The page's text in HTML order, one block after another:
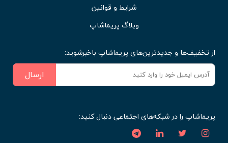
شرایط و قوانین
وبلاگ پریماشاپ
از تخفیف‌ها و جدیدترین‌های پریماشاپ باخبرشوید:
ارسال
پریماشاپ را در شبکه‌های اجتماعی دنبال کنید: